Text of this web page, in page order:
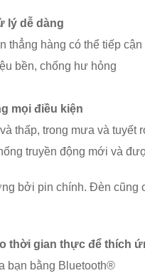
lý dễ dàng
thẳng hàng có thể tiếp cận
bền, chống hư hỏng
mọi điều kiện
thấp, trong mưa và tuyết
truyền động mới và
bởi pin chính. Đèn cũng
thời gian thực để thích
bạn bằng Bluetooth®